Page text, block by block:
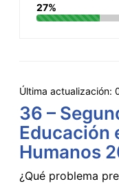
27%
Última actualización:
36 –
Educación
Humanos
¿Qué problema